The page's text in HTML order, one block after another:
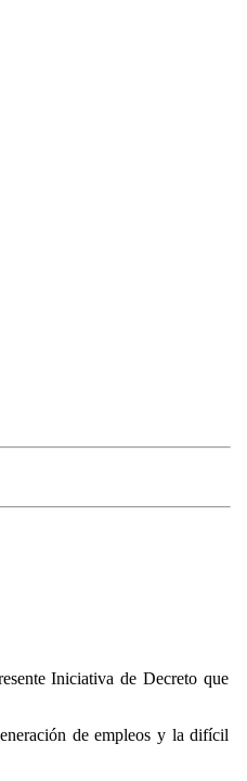
Iniciativa de Decreto que
de empleos y la difícil